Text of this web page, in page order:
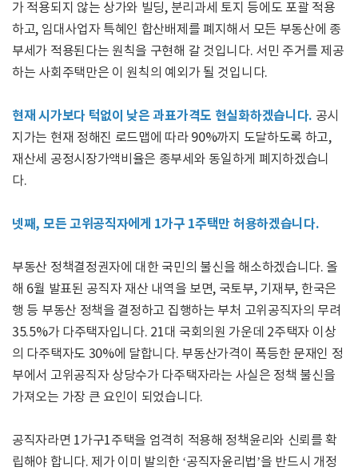
가 적용되지 않는 상가와 빌딩, 분리과세 토지 등에도 포괄 적용
하고, 임대사업자 특혜인 합산배제를 폐지해서 모든 부동산에 종
부세가 적용된다는 원칙을 구현해 갈 것입니다. 서민 주거를 제공
하는 사회주택만은 이 원칙의 예외가 될 것입니다.
현재 시가보다 턱없이 낮은 과표가격도 현실화하겠습니다. 공시
지가는 현재 정해진 로드맵에 따라 90%까지 도달하도록 하고,
재산세 공정시장가액비율은 종부세와 동일하게 폐지하겠습니
다.
넷째, 모든 고위공직자에게 1가구 1주택만 허용하겠습니다.
부동산 정책결정권자에 대한 국민의 불신을 해소하겠습니다. 올
해 6월 발표된 공직자 재산 내역을 보면, 국토부, 기재부, 한국은
행 등 부동산 정책을 결정하고 집행하는 부처 고위공직자의 무려
35.5%가 다주택자입니다. 21대 국회의원 가운데 2주택자 이상
의 다주택자도 30%에 달합니다. 부동산가격이 폭등한 문재인 정
부에서 고위공직자 상당수가 다주택자라는 사실은 정책 불신을
가져오는 가장 큰 요인이 되었습니다.
공직자라면 1가구1주택을 엄격히 적용해 정책윤리와 신뢰를 확
립해야 합니다. 제가 이미 발의한 ‘공직자윤리법’을 반드시 개정